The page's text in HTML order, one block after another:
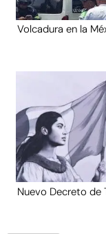
Volcadura en la
Nuevo Decreto de